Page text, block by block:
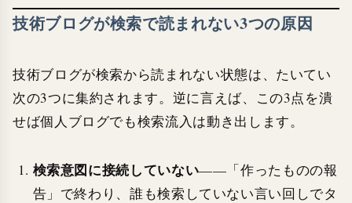
技術ブログが検索で読まれない3つの原因
技術ブログが検索から読まれない状態は、たいてい
次の3つに集約されます。逆に言えば、この3点を潰
せば個人ブログでも検索流入は動き出します。
検索意図に接続していない——「作ったものの報
告」で終わり、誰も検索していない言い回しでタ